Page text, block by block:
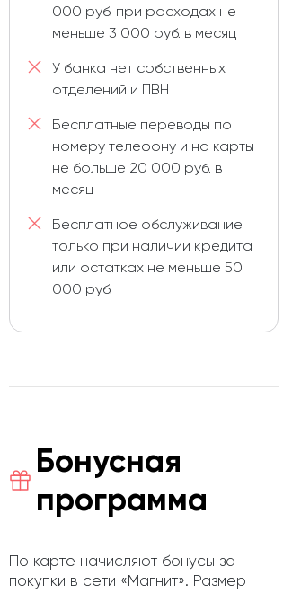
000 руб. при расходах не
меньше 3 000 руб. в месяц
У банка нет собственных
отделений и ПВН
Бесплатные переводы по
номеру телефону и на карты
не больше 20 000 руб. в
месяц
Бесплатное обслуживание
только при наличии кредита
или остатках не меньше 50
000 руб.
Бонусная
программа
По карте начисляют бонусы за
покупки в сети «Магнит». Размер